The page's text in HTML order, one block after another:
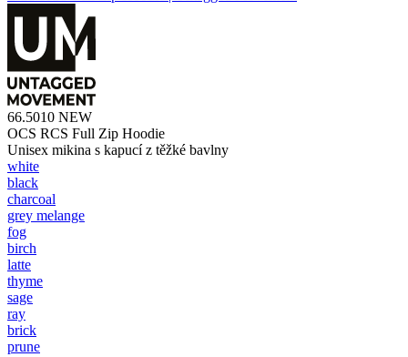
66.5010 NEW
OCS RCS Full Zip Hoodie
Unisex mikina s kapucí z těžké bavlny
white
black
charcoal
grey melange
fog
birch
latte
thyme
sage
ray
brick
prune